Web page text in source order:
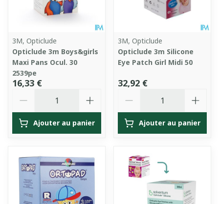
3M, Opticlude
Opticlude 3m Boys&girls
Maxi Pans Ocul. 30
2539pe
16,33 €
Ajouter au panier
3M, Opticlude
Opticlude 3m Silicone
Eye Patch Girl Midi 50
32,92 €
Ajouter au panier